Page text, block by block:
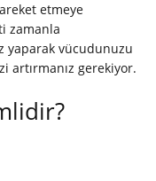
etmeye
zamanla
yaparak vücudunuzu
artırmanız gerekiyor.